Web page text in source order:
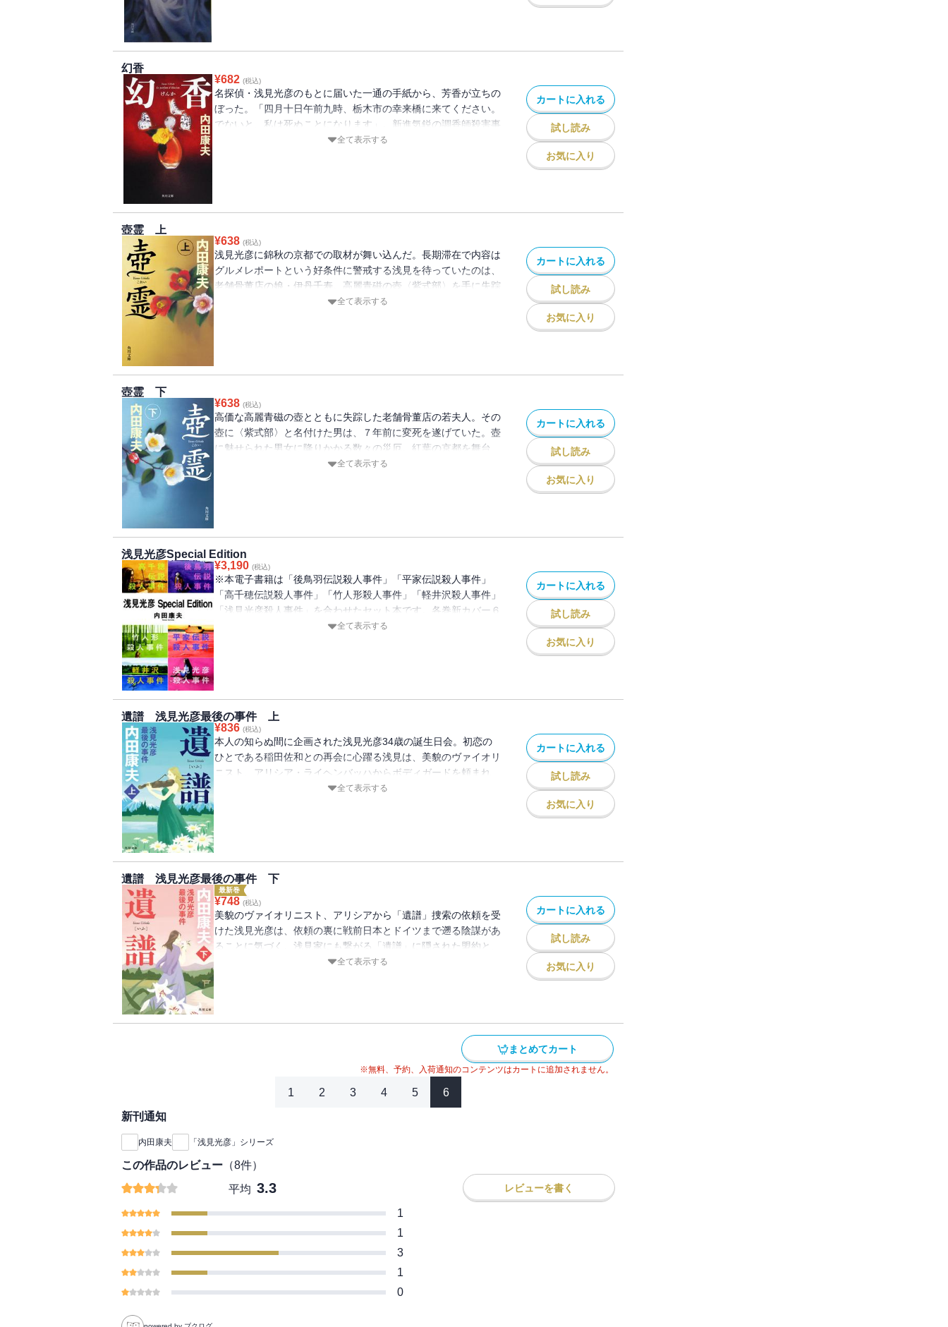
幻香
¥682 (税込)
名探偵・浅見光彦のもとに届いた一通の手紙から、芳香が立ちの
ぼった。「四月十日午前九時、栃木市の幸来橋に来てください。
でないと、私は死ぬことになります」。新進気鋭の調香師殺害事
件に巻き込まれた浅見は、十年前に起きた、天才調香師殺害事件
全て表示する
カートに入れる
試し読み
お気に入り
壺霊 上
¥638 (税込)
浅見光彦に錦秋の京都での取材が舞い込んだ。長期滞在で内容は
グルメレポートという好条件に警戒する浅見を待っていたのは、
老舗骨董店の娘・伊丹千寿。高麗青磁の壺〈紫式部〉を手に失踪
した母・佳奈を捜してほしいと懇願する。残された手がかり、縁
全て表示する
カートに入れる
試し読み
お気に入り
壺霊 下
¥638 (税込)
高価な高麗青磁の壺とともに失踪した老舗骨董店の若夫人。その
壺に〈紫式部〉と名付けた男は、７年前に変死を遂げていた。壺
に魅せられた男女に降りかかる数々の災厄。紅葉の京都を舞台
に、名探偵・浅見光彦が蠱惑の壺を巡る事件の謎を解き明か
全て表示する
カートに入れる
試し読み
お気に入り
浅見光彦Special Edition
¥3,190 (税込)
※本電子書籍は「後鳥羽伝説殺人事件」「平家伝説殺人事件」
「高千穂伝説殺人事件」「竹人形殺人事件」「軽井沢殺人事件」
「浅見光彦殺人事件」を合わせたセット本です。各巻新カバー６
点も収録。＜後鳥羽伝説殺人事件＞古書店で見つけた一冊の本。
最強のヒロイン佐和が登場！＜高千穂伝説殺人事件＞美貌のヴァ
イオリニスト千恵子の父が謎の言葉を残して失踪した。神話と伝
説の国・高千穂に隠された秘密が、浅見光彦と千恵子を彼の地へ
と誘う。＜竹人形殺人事件＞浅見陽一郎刑事局長が苦境に立たさ
れた。発端は、父親が馴染みの女性に贈った竹人形。弟の光彦は
の本」と言い残して病死。続いて父も非業の死を遂げた。途方に
くれた詩織がたよれるのは浅見光彦だけ・・・。
全て表示する
カートに入れる
試し読み
お気に入り
遺譜 浅見光彦最後の事件 上
¥836 (税込)
本人の知らぬ間に企画された浅見光彦34歳の誕生日会。初恋の
ひとである稲田佐和との再会に心躍る浅見は、美貌のヴァイオリ
ニスト、アリシア・ライヘンバッハからボディガードを頼まれ
る。一度は断ったものの、陽一郎からの要請でアリシアのコンサ
全て表示する
カートに入れる
試し読み
お気に入り
遺譜 浅見光彦最後の事件 下
最新巻
¥748 (税込)
美貌のヴァイオリニスト、アリシアから「遺譜」捜索の依頼を受
けた浅見光彦は、依頼の裏に戦前日本とドイツまで遡る陰謀があ
ることに気づく。浅見家にも繋がる「遺譜」に隠された盟約と、
陽一郎の暗躍。真相を確かめるため赴いたドイツで、アリシアの
全て表示する
カートに入れる
試し読み
お気に入り
まとめてカート
※無料、予約、入荷通知のコンテンツはカートに追加されません。
1 2 3 4 5 6
新刊通知
内田康夫 「浅見光彦」シリーズ
この作品のレビュー （8件）
平均 3.3 レビューを書く
1
1
3
1
0